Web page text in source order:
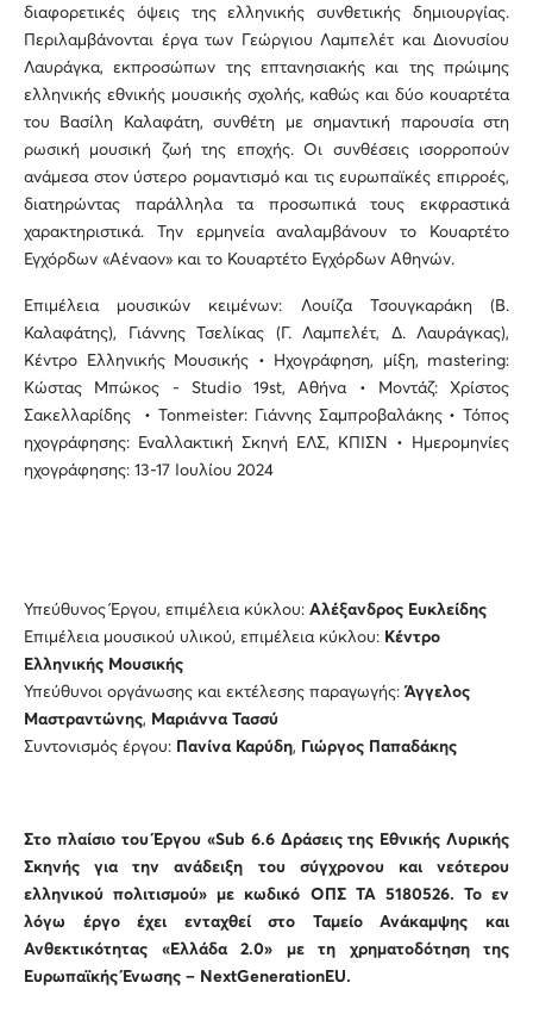
διαφορετικές όψεις της ελληνικής συνθετικής δημιουργίας.
Περιλαμβάνονται έργα των Γεώργιου Λαμπελέτ και Διονυσίου
Λαυράγκα, εκπροσώπων της επτανησιακής και της πρώιμης
ελληνικής εθνικής μουσικής σχολής, καθώς και δύο κουαρτέτα
του Βασίλη Καλαφάτη, συνθέτη με σημαντική παρουσία στη
ρωσική μουσική ζωή της εποχής. Οι συνθέσεις ισορροπούν
ανάμεσα στον ύστερο ρομαντισμό και τις ευρωπαϊκές επιρροές,
διατηρώντας παράλληλα τα προσωπικά τους εκφραστικά
χαρακτηριστικά. Την ερμηνεία αναλαμβάνουν το Κουαρτέτο
Εγχόρδων «Αέναον» και το Κουαρτέτο Εγχόρδων Αθηνών.
Επιμέλεια μουσικών κειμένων: Λουίζα Τσουγκαράκη (Β.
Καλαφάτης), Γιάννης Τσελίκας (Γ. Λαμπελέτ, Δ. Λαυράγκας),
Κέντρο Ελληνικής Μουσικής • Ηχογράφηση, μίξη, mastering:
Κώστας Μπώκος - Studio 19st, Αθήνα • Μοντάζ: Χρίστος
Σακελλαρίδης • Tonmeister: Γιάννης Σαμπροβαλάκης • Τόπος
ηχογράφησης: Εναλλακτική Σκηνή ΕΛΣ, ΚΠΙΣΝ • Ημερομηνίες
ηχογράφησης: 13-17 Ιουλίου 2024
Υπεύθυνος Έργου, επιμέλεια κύκλου: Αλέξανδρος Ευκλείδης
Επιμέλεια μουσικού υλικού, επιμέλεια κύκλου: Κέντρο
Ελληνικής Μουσικής
Υπεύθυνοι οργάνωσης και εκτέλεσης παραγωγής:Άγγελος
Μαστραντώνης, Μαριάννα Τασσύ
Συντονισμός έργου: Πανίνα Καρύδη, Γιώργος Παπαδάκης
Στο πλαίσιο του Έργου «Sub 6.6 Δράσεις της Εθνικής Λυρικής
Σκηνής για την ανάδειξη του σύγχρονου και νεότερου
ελληνικού πολιτισμού» με κωδικό ΟΠΣ ΤΑ 5180526. Το εν
λόγω έργο έχει ενταχθεί στο Ταμείο Ανάκαμψης και
Ανθεκτικότητας «Ελλάδα 2.0» με τη χρηματοδότηση της
Ευρωπαϊκής Ένωσης – NextGenerationEU.